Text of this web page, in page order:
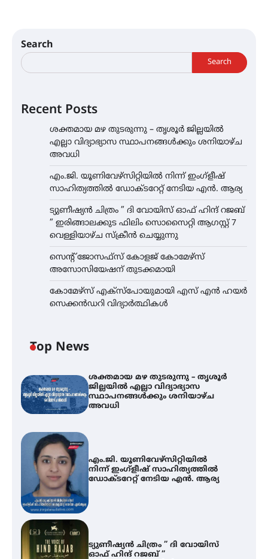
Search
Search
Recent Posts
ശക്തമായ മഴ തുടരുന്നു – തൃശൂർ ജില്ലയിൽ
എല്ലാ വിദ്യാഭ്യാസ സ്ഥാപനങ്ങൾക്കും ശനിയാഴ്ച
അവധി
എം.ജി. യൂണിവേഴ്‌സിറ്റിയിൽ നിന്ന് ഇംഗ്ളീഷ്
സാഹിത്യത്തിൽ ഡോക്ടറേറ്റ് നേടിയ എൻ. ആര്യ
ട്യുണീഷ്യൻ ചിത്രം ” ദി വോയിസ് ഓഫ് ഹിന്ദ് റജബ്
” ഇരിങ്ങാലക്കുട ഫിലിം സൊസൈറ്റി ആഗസ്റ്റ് 7
വെള്ളിയാഴ്ച സ്‌ക്രീൻ ചെയ്യുന്നു
സെന്റ് ജോസഫ്സ് കോളജ് കോമേഴ്‌സ്
അസോസിയേഷന് തുടക്കമായി
കോമേഴ്സ് എക്സ്പോയുമായി എസ് എൻ ഹയർ
സെക്കൻഡറി വിദ്യാർത്ഥികൾ
Top News
ശക്തമായ മഴ തുടരുന്നു – തൃശൂർ
ജില്ലയിൽ എല്ലാ വിദ്യാഭ്യാസ
സ്ഥാപനങ്ങൾക്കും ശനിയാഴ്ച
അവധി
എം.ജി. യൂണിവേഴ്‌സിറ്റിയിൽ
നിന്ന് ഇംഗ്ളീഷ് സാഹിത്യത്തിൽ
ഡോക്ടറേറ്റ് നേടിയ എൻ. ആര്യ
ട്യുണീഷ്യൻ ചിത്രം ” ദി വോയിസ്
ഓഫ് ഹിന്ദ് റജബ് ”